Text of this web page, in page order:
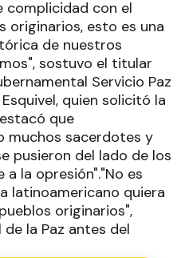
complicidad con el
originarios, esto es una
de nuestros
sostuvo el titular
Servicio Paz
quien solicitó la
que
muchos sacerdotes y
pusieron del lado de los
la opresión"."No es
latinoamericano quiera
originarios",
la Paz antes del